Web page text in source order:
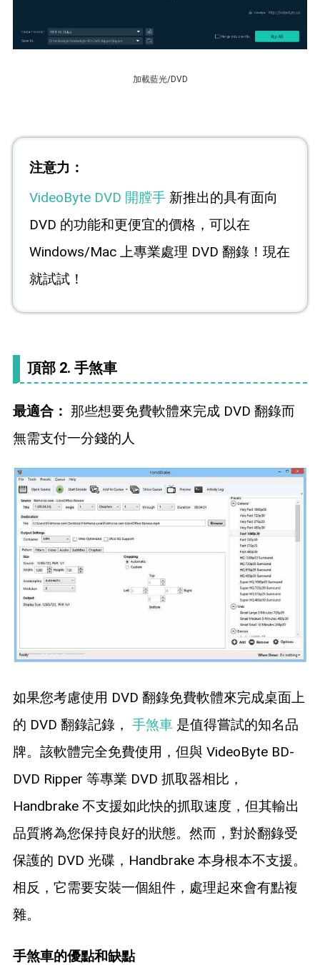
加載藍光/DVD
注意力：
VideoByte DVD 開膛手新推出的具有面向
DVD 的功能和更便宜的價格，可以在
Windows/Mac 上專業處理 DVD 翻錄！現在
就試試！
頂部 2. 手煞車
最適合： 那些想要免費軟體來完成 DVD 翻錄而
無需支付一分錢的人
如果您考慮使用 DVD 翻錄免費軟體來完成桌面上
的 DVD 翻錄記錄， 手煞車是值得嘗試的知名品
牌。該軟體完全免費使用，但與 VideoByte BD-
DVD Ripper 等專業 DVD 抓取器相比，
Handbrake 不支援如此快的抓取速度，但其輸出
品質將為您保持良好的狀態。然而，對於翻錄受
保護的 DVD 光碟，Handbrake 本身根本不支援。
相反，它需要安裝一個組件，處理起來會有點複
雜。
手煞車的優點和缺點